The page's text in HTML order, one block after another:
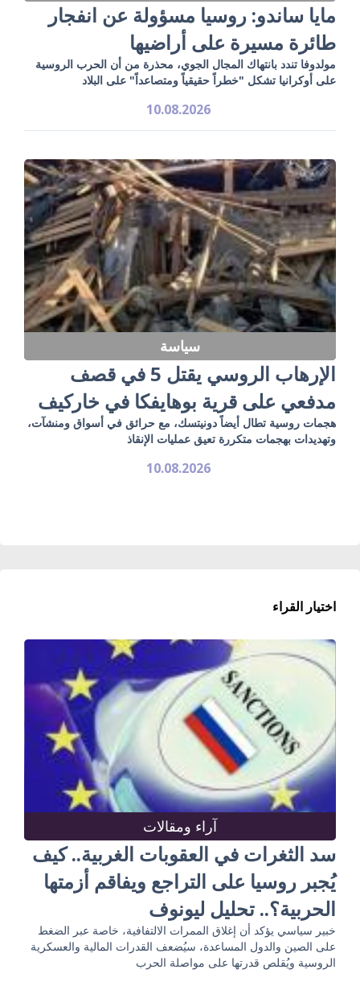
مايا ساندو: روسيا مسؤولة عن انفجار
طائرة مسيرة على أراضيها
مولدوفا تندد بانتهاك المجال الجوي، محذرة من أن الحرب الروسية
على أوكرانيا تشكل "خطراً حقيقياً ومتصاعداً" على البلاد
10.08.2026
سياسة
الإرهاب الروسي يقتل 5 في قصف
مدفعي على قرية بوهايفكا في خاركيف
هجمات روسية تطال أيضاً دونيتسك، مع حرائق في أسواق ومنشآت،
وتهديدات بهجمات متكررة تعيق عمليات الإنقاذ
10.08.2026
اختيار القراء
آراء ومقالات
سد الثغرات في العقوبات الغربية.. كيف
يُجبر روسيا على التراجع ويفاقم أزمتها
الحربية؟.. تحليل ليونوف
خبير سياسي يؤكد أن إغلاق الممرات الالتفافية، خاصة عبر الضغط
على الصين والدول المساعدة، سيُضعف القدرات المالية والعسكرية
الروسية ويُقلص قدرتها على مواصلة الحرب